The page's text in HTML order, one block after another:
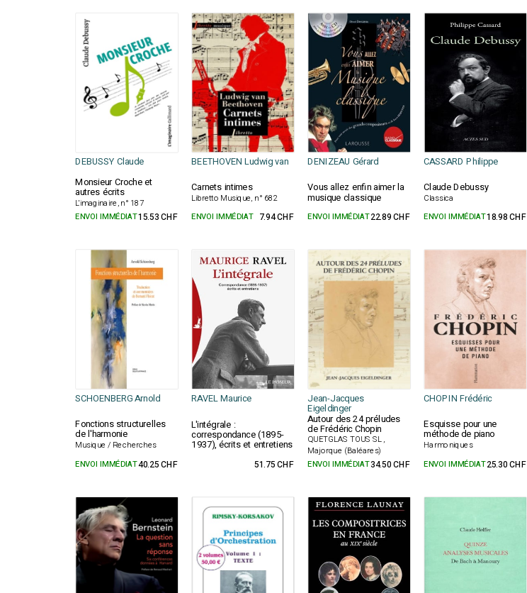
DEBUSSY Claude BEETHOVEN Ludwig van DENIZEAU Gérard CASSARD Philippe
Monsieur Croche et
autres écrits
L'imaginaire, n° 187
Carnets intimes
Libretto Musique, n° 682
Vous allez enfin aimer la
musique classique
Claude Debussy
Classica
ENVOI IMMÉDIAT15.53 CHF ENVOI IMMÉDIAT 7.94 CHF ENVOI IMMÉDIAT22.89 CHF ENVOI IMMÉDIAT18.98 CHF
SCHOENBERG Arnold RAVEL Maurice Jean-Jacques
Eigeldinger
CHOPIN Frédéric
Fonctions structurelles
de l'harmonie
Musique / Recherches
L'intégrale :
correspondance (1895-
1937), écrits et entretiens
Autour des 24 préludes
de Frédéric Chopin
QUETGLAS TOUS SL ,
Majorque (Baléares)
Esquisse pour une
méthode de piano
Harmoniques
ENVOI IMMÉDIAT40.25 CHF 51.75 CHF ENVOI IMMÉDIAT34.50 CHF ENVOI IMMÉDIAT25.30 CHF